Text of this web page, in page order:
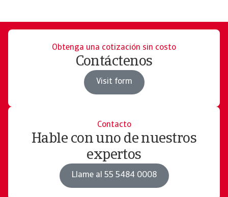
Obtenga una cotización sin costo
Contáctenos
Visit form
Contacto
Hable con uno de nuestros
expertos
Llame al 55 5484 0008